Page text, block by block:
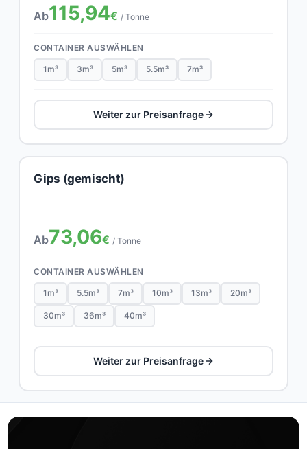
Ab115,94€ / Tonne
CONTAINER AUSWÄHLEN
1m³ 3m³ 5m³ 5.5m³ 7m³
Weiter zur Preisanfrage
Gips (gemischt)
Ab73,06€ / Tonne
CONTAINER AUSWÄHLEN
1m³ 5.5m³ 7m³ 10m³ 13m³ 20m³
30m³ 36m³ 40m³
Weiter zur Preisanfrage